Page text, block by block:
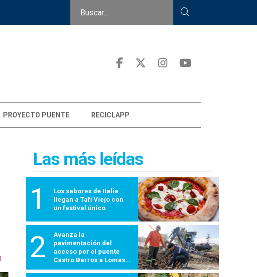
PROYECTO PUENTE RECICLAPP
Las más leídas
1
Los sabores de Italia
llegan a Tafí Viejo con
un festival único
2
Avanza la
pavimentación del
acceso por el puente
Castro Barros a Lomas
600